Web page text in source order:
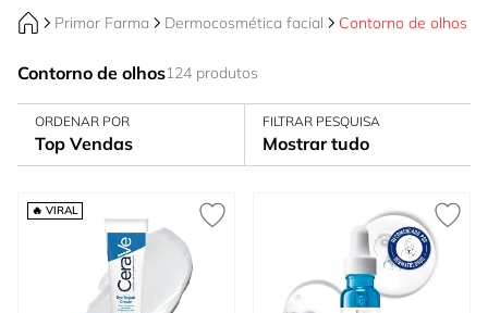
Primor Farma Dermocosmética facial Contorno de olhos
Contorno de olhos124 produtos
ORDENAR POR
Top Vendas
FILTRAR PESQUISA
Mostrar tudo
🔥 VIRAL